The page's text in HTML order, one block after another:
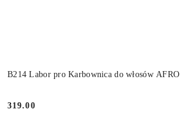
B214 Labor pro Karbownica do włosów AFRO
Cena:
319.00